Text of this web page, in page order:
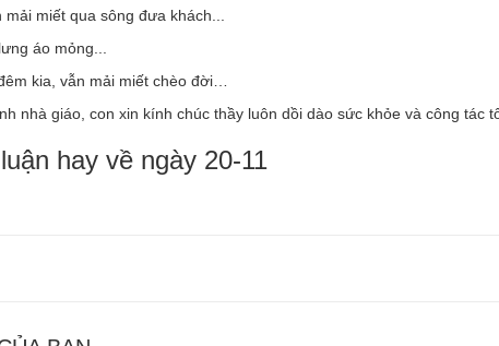
miết qua sông đưa khách...
áo mỏng...
kia, vẫn mải miết chèo đời…
nhà giáo, con xin kính chúc thầy luôn dồi dào sức khỏe và công tác